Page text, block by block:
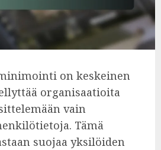
on keskeinen
organisaatioita
vain
Tämä
suojaa yksilöiden